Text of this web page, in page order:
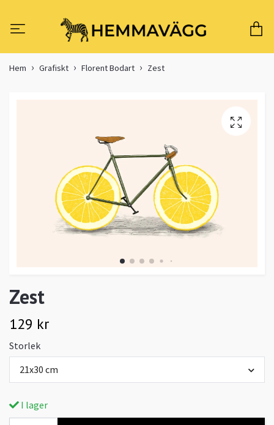
Hem Grafiskt Florent Bodart Zest
Zest
129 kr
Storlek
21x30 cm
I lager